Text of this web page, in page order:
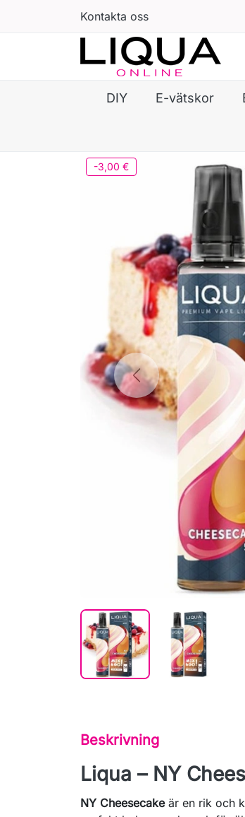
Kontakta oss
DIY E-vätskor
-3,00 €
Previous
Beskrivning
Liqua – NY
NY Cheesecakeär en rik och